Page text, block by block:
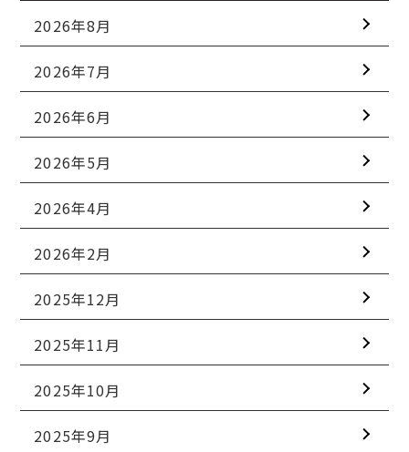
2026年8月
2026年7月
2026年6月
2026年5月
2026年4月
2026年2月
2025年12月
2025年11月
2025年10月
2025年9月